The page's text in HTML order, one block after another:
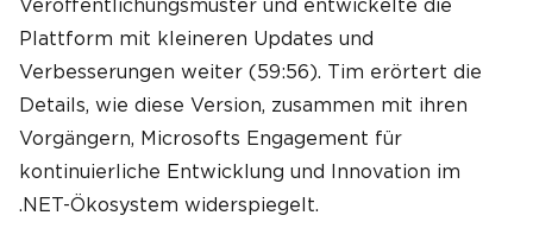
Veröffentlichungsmuster und entwickelte die
Plattform mit kleineren Updates und
Verbesserungen weiter (59:56). Tim erörtert die
Details, wie diese Version, zusammen mit ihren
Vorgängern, Microsofts Engagement für
kontinuierliche Entwicklung und Innovation im
.NET-Ökosystem widerspiegelt.